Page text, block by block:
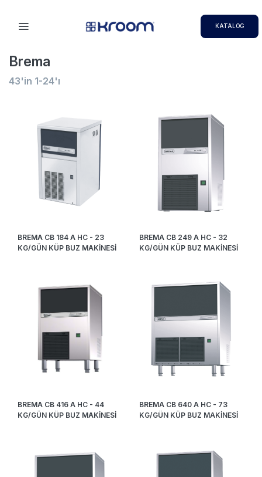
KATALOG
Brema
43'in 1-24'ı
BREMA CB 184 A HC - 23
KG/GÜN KÜP BUZ MAKİNESİ
BREMA CB 249 A HC - 32
KG/GÜN KÜP BUZ MAKİNESİ
BREMA CB 416 A HC - 44
KG/GÜN KÜP BUZ MAKİNESİ
BREMA CB 640 A HC - 73
KG/GÜN KÜP BUZ MAKİNESİ